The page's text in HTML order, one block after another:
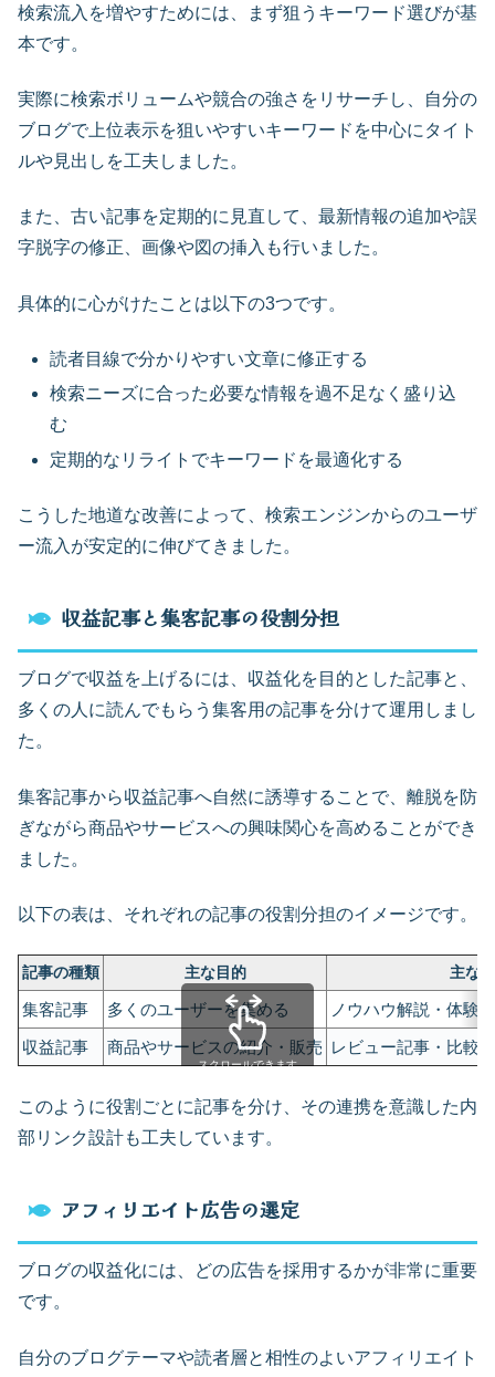
検索流入を増やすためには、まず狙うキーワード選びが基
本です。
実際に検索ボリュームや競合の強さをリサーチし、自分の
ブログで上位表示を狙いやすいキーワードを中心にタイト
ルや見出しを工夫しました。
また、古い記事を定期的に見直して、最新情報の追加や誤
字脱字の修正、画像や図の挿入も行いました。
具体的に心がけたことは以下の3つです。
読者目線で分かりやすい文章に修正する
検索ニーズに合った必要な情報を過不足なく盛り込
む
定期的なリライトでキーワードを最適化する
こうした地道な改善によって、検索エンジンからのユーザ
ー流入が安定的に伸びてきました。
収益記事と集客記事の役割分担
ブログで収益を上げるには、収益化を目的とした記事と、
多くの人に読んでもらう集客用の記事を分けて運用しまし
た。
集客記事から収益記事へ自然に誘導することで、離脱を防
ぎながら商品やサービスへの興味関心を高めることができ
ました。
以下の表は、それぞれの記事の役割分担のイメージです。
記事の種類 主な目的 主な
集客記事 多くのユーザーを集める
ノウハウ解説・体験
収益記事
商品やサービスの紹介・販売 レビュー記事・比較
スクロールできます
このように役割ごとに記事を分け、その連携を意識した内
部リンク設計も工夫しています。
アフィリエイト広告の選定
ブログの収益化には、どの広告を採用するかが非常に重要
です。
自分のブログテーマや読者層と相性のよいアフィリエイト